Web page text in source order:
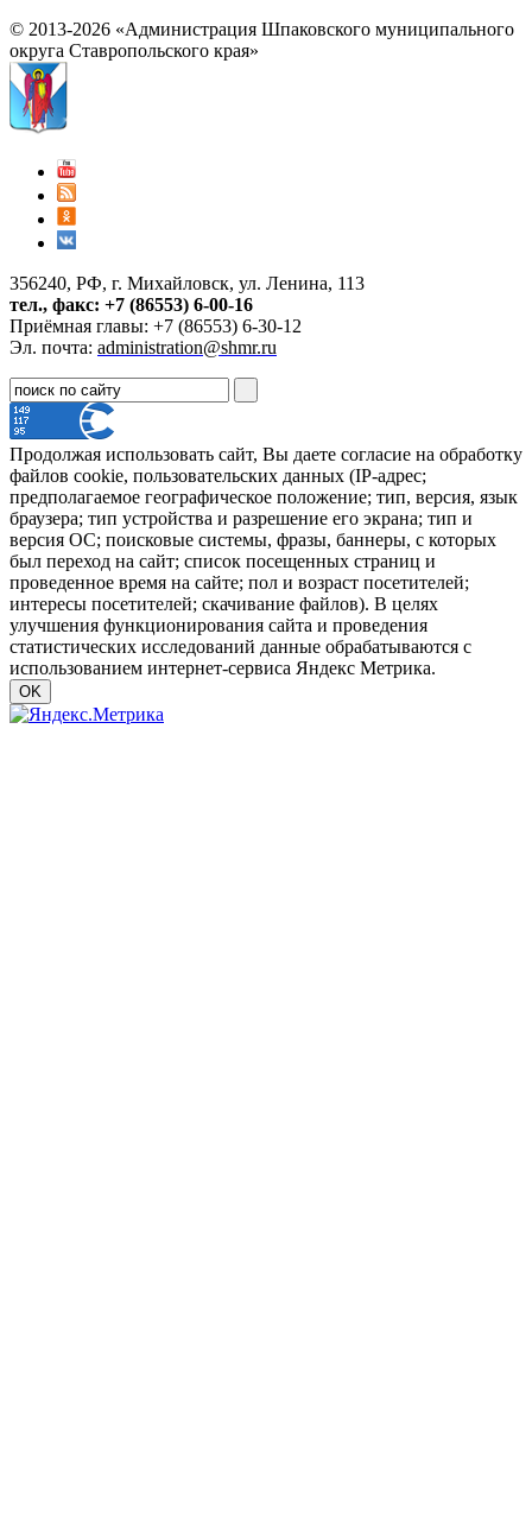
© 2013-2026 «Администрация Шпаковского муниципального
округа Ставропольского края»
356240, РФ, г. Михайловск, ул. Ленина, 113
тел., факс: +7 (86553) 6-00-16
Приёмная главы: +7 (86553) 6-30-12
Эл. почта: administration@shmr.ru
Продолжая использовать сайт, Вы даете согласие на обработку
файлов cookie, пользовательских данных (IP-адрес;
предполагаемое географическое положение; тип, версия, язык
браузера; тип устройства и разрешение его экрана; тип и
версия ОС; поисковые системы, фразы, баннеры, с которых
был переход на сайт; список посещенных страниц и
проведенное время на сайте; пол и возраст посетителей;
интересы посетителей; скачивание файлов). В целях
улучшения функционирования сайта и проведения
статистических исследований данные обрабатываются с
использованием интернет-сервиса Яндекс Метрика.
OK